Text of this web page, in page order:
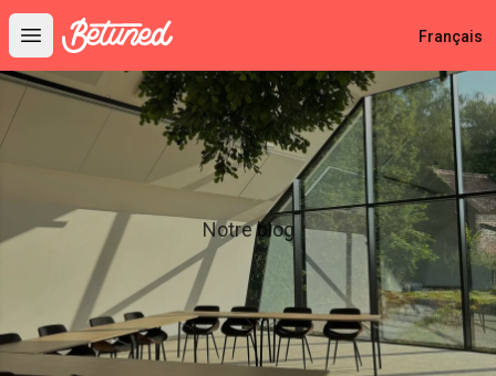
Open main menu
Betuned Français
Notre blog